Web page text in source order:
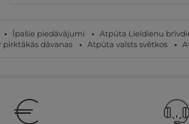
Īpašie piedāvājumi Atpūta Lieldienu
pirktākās dāvanas Atpūta valsts svētkos